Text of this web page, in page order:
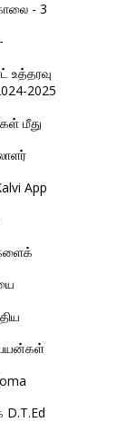
- 3
உத்தரவு
2025
மீது
App